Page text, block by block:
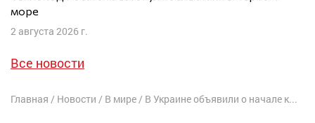
море
2 августа 2026 г.
Все новости
Главная / Новости / В мире/ В Украине объявили о начале контроля отпечатков пальцев на границе с Россией